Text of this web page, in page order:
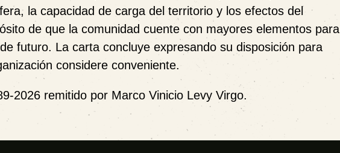
la capacidad de carga del territorio y los efectos del
de que la comunidad cuente con mayores elementos para
futuro. La carta concluye expresando su disposición para
considere conveniente.
2026 remitido por Marco Vinicio Levy Virgo.